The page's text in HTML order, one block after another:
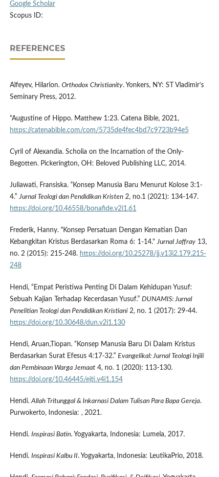
Google Scholar
Scopus ID:
REFERENCES
Alfeyev, Hilarion. Orthodox Christianity. Yonkers, NY: ST Vladimir’s
Seminary Press, 2012.
"Augustine of Hippo. Matthew 1:23. Catena Bible, 2021,
https://catenabible.com/com/5735de4fec4bd7c9723b94e5
Cyril of Alexandia. Scholia on the Incarnation of the Only-
Begotten. Pickerington, OH: Beloved Publishing LLC, 2014.
Juliawati, Fransiska. “Konsep Manusia Baru Menurut Kolose 3:1-
4.”Jurnal Teologi dan Pendidikan Kristen2, no.1 (2021): 134-147.
https://doi.org/10.46558/bonafide.v2i1.61
Frederik, Hanny. "Konsep Persatuan Dengan Kematian Dan
Kebangkitan Kristus Berdasarkan Roma 6: 1-14."Jurnal Jaffray13,
no. 2 (2015): 215-248. https://doi.org/10.25278/jj.v13i2.179.215-
248
Hendi, “Empat Peristiwa Penting Di Dalam Kehidupan Yusuf:
Sebuah Kajian Terhadap Kecerdasan Yusuf.” DUNAMIS: Jurnal
Penelitian Teologi dan Pendidikan Kristiani2, no. 1 (2017): 29-44.
https://doi.org/10.30648/dun.v2i1.130
Hendi, Aruan,Tiopan. “Konsep Manusia Baru Di Dalam Kristus
Berdasarkan Surat Efesus 4:17-32.” Evangelikal: Jurnal Teologi Injili
dan Pembinaan Warga Jemaat4, no. 1 (2020): 113-130.
https://doi.org/10.46445/ejti.v4i1.154
Hendi. Allah Tritunggal & Inkarnasi Dalam Tulisan Para Bapa Gereja.
Purwokerto, Indonesia: , 2021.
Hendi. Inspirasi Batin. Yogyakarta, Indonesia: Lumela, 2017.
Hendi. Inspirasi Kalbu II. Yogyakarta, Indonesia: LeutikaPrio, 2018.